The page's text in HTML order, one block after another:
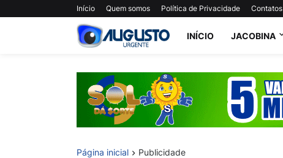
Início Quem somos Política de Privacidade Contatos
INÍCIO JACOBINA
Página inicial Publicidade